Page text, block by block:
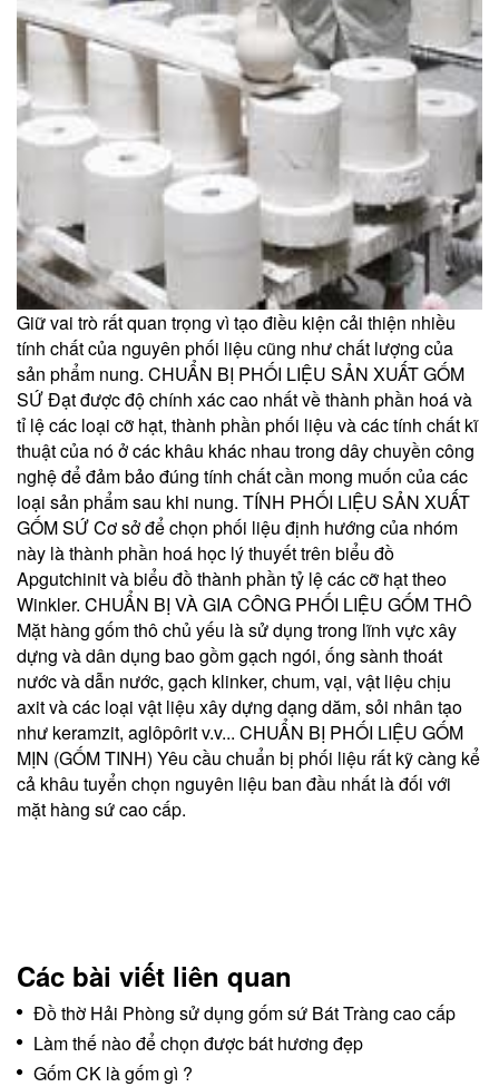
Giữ vai trò rất quan trọng vì tạo điều kiện cải thiện nhiều
tính chất của nguyên phối liệu cũng như chất lượng của
sản phẩm nung. CHUẨN BỊ PHỐI LIỆU SẢN XUẤT GỐM
SỨ Đạt được độ chính xác cao nhất về thành phần hoá và
tỉ lệ các loại cỡ hạt, thành phần phối liệu và các tính chất kĩ
thuật của nó ở các khâu khác nhau trong dây chuyền công
nghệ để đảm bảo đúng tính chất cần mong muốn của các
loại sản phẩm sau khi nung. TÍNH PHỐI LIỆU SẢN XUẤT
GỐM SỨ Cơ sở để chọn phối liệu định hướng của nhóm
này là thành phần hoá học lý thuyết trên biểu đồ
Apgutchinit và biểu đồ thành phần tỷ lệ các cỡ hạt theo
Winkler. CHUẨN BỊ VÀ GIA CÔNG PHỐI LIỆU GỐM THÔ
Mặt hàng gốm thô chủ yếu là sử dụng trong lĩnh vực xây
dựng và dân dụng bao gồm gạch ngói, ống sành thoát
nước và dẫn nước, gạch klinker, chum, vại, vật liệu chịu
axit và các loại vật liệu xây dựng dạng dăm, sỏi nhân tạo
như keramzit, aglôpôrit v.v... CHUẨN BỊ PHỐI LIỆU GỐM
MỊN (GỐM TINH) Yêu cầu chuẩn bị phối liệu rất kỹ càng kể
cả khâu tuyển chọn nguyên liệu ban đầu nhất là đối với
mặt hàng sứ cao cấp.
Các bài viết liên quan
Đồ thờ Hải Phòng sử dụng gốm sứ Bát Tràng cao cấp
Làm thế nào để chọn được bát hương đẹp
Gốm CK là gốm gì ?